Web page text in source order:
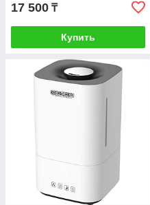
17 500 ₸
Купить